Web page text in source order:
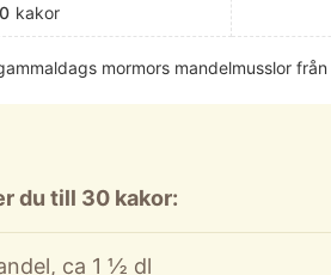
kakor
mormors mandelmusslor
du till 30 kakor:
ca 1 ½ dl